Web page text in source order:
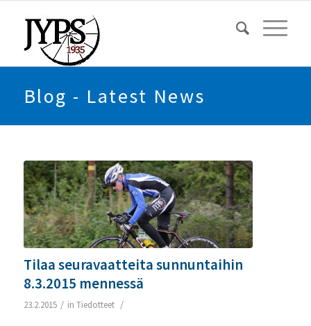
Blog - Latest News
Tilaa seuravaatteita sunnuntaihin
8.3.2015 mennessä
23.2.2015 / in Tiedotteet /